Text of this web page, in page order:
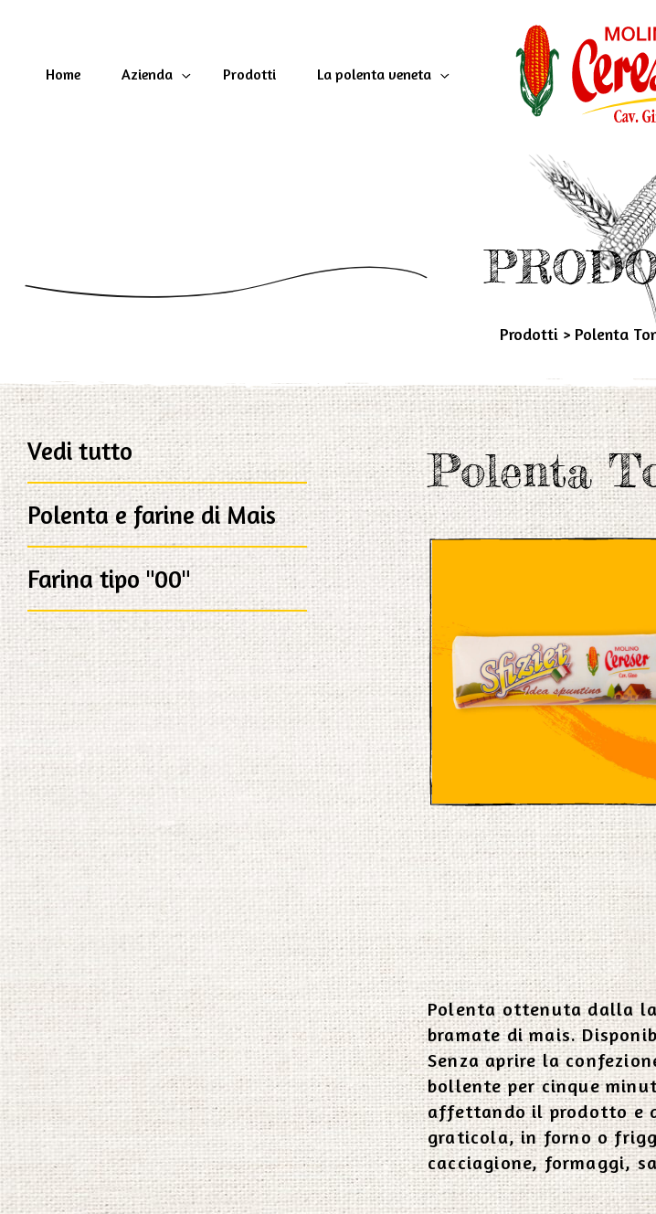
Home Azienda Prodotti La polenta veneta
Prodotti> Polenta
Vedi tutto
Polenta e farine di Mais
Farina tipo "00"
Polenta
Polenta ottenuta dalla
bramate di mais.
Senza aprire la
bollente per cinque
affettando il prodotto e
graticola, in forno o
cacciagione, formaggi,